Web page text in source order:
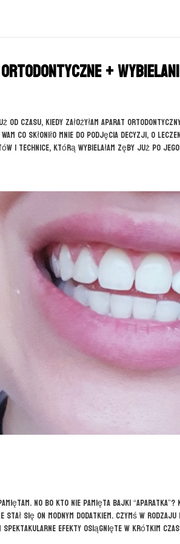
+
od czasu, kiedy założyłam aparat
co skłoniło mnie do podjęcia decyzji, o
i technice, którą wybielałam zęby już po
No bo kto nie pamięta bajki
stał się on modnym dodatkiem. Czymś w
spektakularne efekty osiągnięte w krótkim